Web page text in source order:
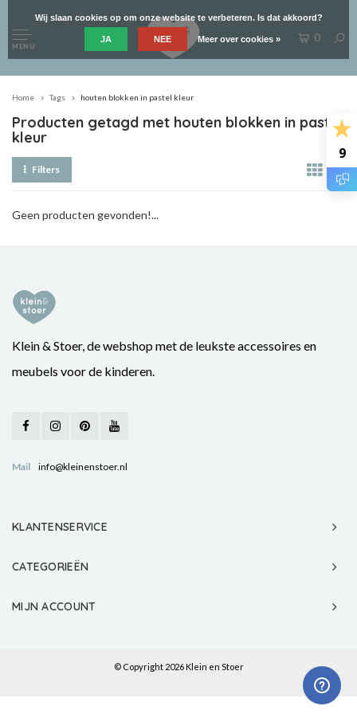
9
MENU
0
Home Tags houten blokken in pastel kleur
Producten getagd met houten blokken in pastel
kleur
Filters
Geen producten gevonden!...
Klein & Stoer, de webshop met de leukste accessoires en
meubels voor de kinderen.
Mail info@kleinenstoer.nl
KLANTENSERVICE
CATEGORIEËN
MIJN ACCOUNT
© Copyright 2026 Klein en Stoer
Wij slaan cookies op om onze website te verbeteren. Is dat akkoord?
JA NEE Meer over cookies »